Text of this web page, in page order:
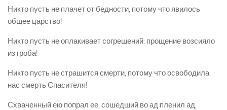
Никто пусть не плачет от бедности, потому что явилось
общее царство!
Никто пусть не оплакивает согрешений: прощение возсияло
из гроба!
Никто пусть не страшится смерти, потому что освободила
нас смерть Спасителя!
Схваченный ею попрал ее, сошедший во ад пленил ад,